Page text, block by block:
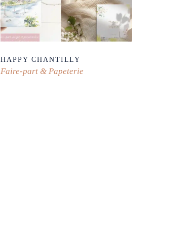
HAPPY CHANTILLY
Faire-part & Papeterie